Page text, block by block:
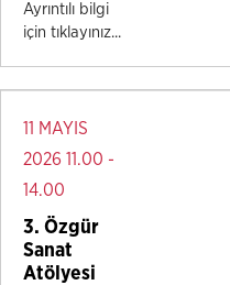
Ayrıntılı bilgi
için tıklayınız...
11 MAYIS
2026 11.00 -
14.00
3. Özgür
Sanat
Atölyesi